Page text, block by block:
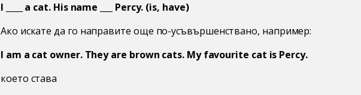
I ____ a cat. His name ___ Percy. (is, have)
Ако искате да го направите още по-усъвършенствано, например:
I am a cat owner. They are brown cats. My favourite cat is Percy.
което става